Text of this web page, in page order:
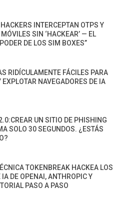
INTERCEPTAN OTPS Y
SIN ‘HACKEAR’ — EL
DE LOS SIM BOXES”
RIDÍCULAMENTE FÁCILES PARA
EXPLOTAR NAVEGADORES DE IA
UN SITIO DE PHISHING
SOLO 30 SEGUNDOS. ¿ESTÁS
TOKENBREAK HACKEA LOS
IA DE OPENAI, ANTHROPIC Y
PASO A PASO